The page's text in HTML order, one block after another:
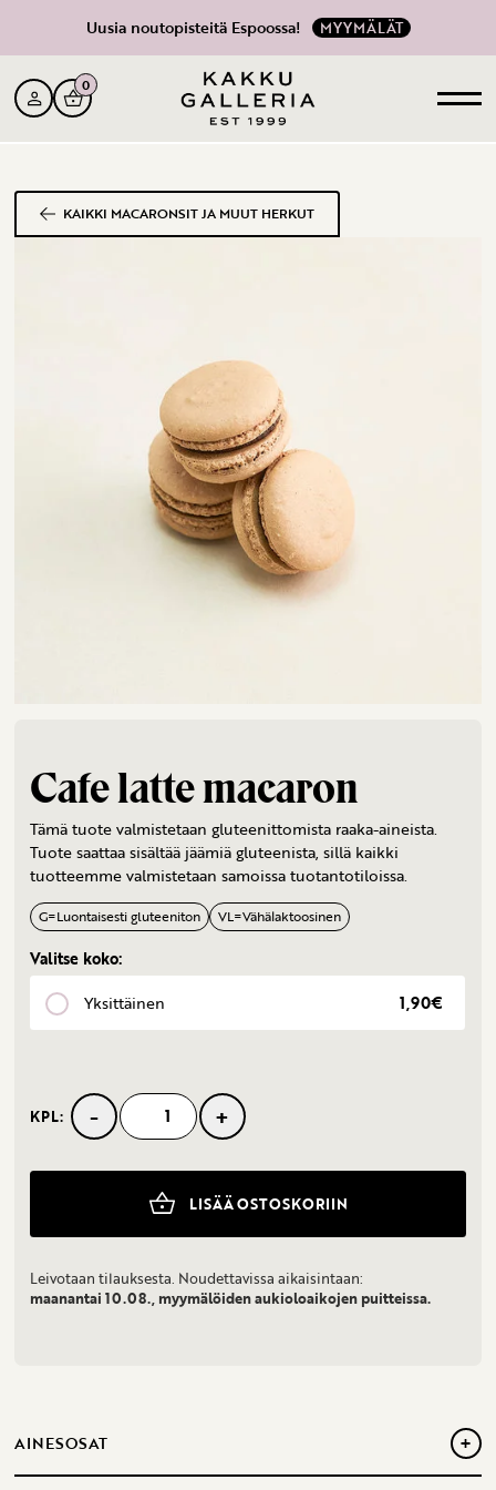
Uusia noutopisteitä Espoossa! MYYMÄLÄT
0
KAIKKI MACARONSIT JA MUUT HERKUT
Cafe latte macaron
Tämä tuote valmistetaan gluteenittomista raaka-aineista.
Tuote saattaa sisältää jäämiä gluteenista, sillä kaikki
tuotteemme valmistetaan samoissa tuotantotiloissa.
G=Luontaisesti gluteeniton VL=Vähälaktoosinen
Valitse koko:
Yksittäinen
1,90€
KPL: -
Cafe
macaron
+
LISÄÄ OSTOSKORIIN
Leivotaan tilauksesta. Noudettavissa aikaisintaan:
maanantai 10.08., myymälöiden aukioloaikojen puitteissa.
AINESOSAT +